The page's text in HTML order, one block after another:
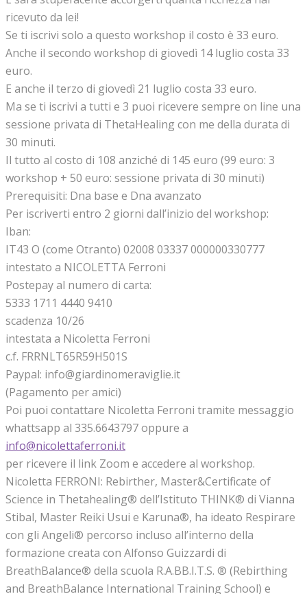
ricevuto da lei!
Se ti iscrivi solo a questo workshop il costo è 33 euro.
Anche il secondo workshop di giovedì 14 luglio costa 33
euro.
E anche il terzo di giovedì 21 luglio costa 33 euro.
Ma se ti iscrivi a tutti e 3 puoi ricevere sempre on line una
sessione privata di ThetaHealing con me della durata di
30 minuti.
Il tutto al costo di 108 anziché di 145 euro (99 euro: 3
workshop + 50 euro: sessione privata di 30 minuti)
Prerequisiti: Dna base e Dna avanzato
Per iscriverti entro 2 giorni dall’inizio del workshop:
Iban:
IT43 O (come Otranto) 02008 03337 000000330777
intestato a NICOLETTA Ferroni
Postepay al numero di carta:
5333 1711 4440 9410
scadenza 10/26
intestata a Nicoletta Ferroni
c.f. FRRNLT65R59H501S
Paypal: info@giardinomeraviglie.it
(Pagamento per amici)
Poi puoi contattare Nicoletta Ferroni tramite messaggio
whattsapp al 335.6643797 oppure a
info@nicolettaferroni.it
per ricevere il link Zoom e accedere al workshop.
Nicoletta FERRONI: Rebirther, Master&Certificate of
Science in Thetahealing® dell’Istituto THINK® di Vianna
Stibal, Master Reiki Usui e Karuna®, ha ideato Respirare
con gli Angeli® percorso incluso all’interno della
formazione creata con Alfonso Guizzardi di
BreathBalance® della scuola R.A.BB.I.T.S. ® (Rebirthing
and BreathBalance International Training School) e